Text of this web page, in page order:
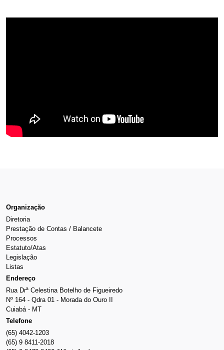
Organização
Diretoria
Prestação de Contas / Balancete
Processos
Estatuto/Atas
Legislação
Listas
Endereço
Rua Drª Celestina Botelho de Figueiredo
Nº 164 - Qdra 01 - Morada do Ouro II
Cuiabá - MT
Telefone
(65) 4042-1203
(65) 9 8411-2018